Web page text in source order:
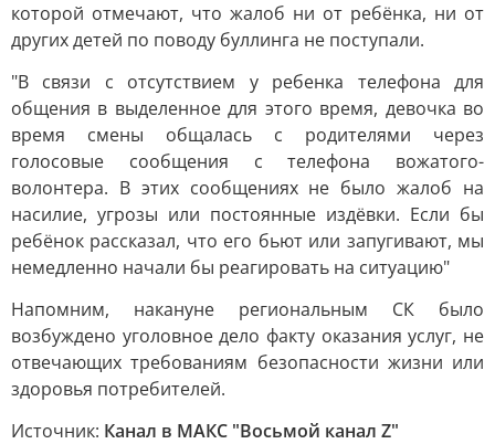
которой отмечают, что жалоб ни от ребёнка, ни от
других детей по поводу буллинга не поступали.
"В связи с отсутствием у ребенка телефона для
общения в выделенное для этого время, девочка во
время смены общалась с родителями через
голосовые сообщения с телефона вожатого-
волонтера. В этих сообщениях не было жалоб на
насилие, угрозы или постоянные издёвки. Если бы
ребёнок рассказал, что его бьют или запугивают, мы
немедленно начали бы реагировать на ситуацию"
Напомним, накануне региональным СК было
возбуждено уголовное дело факту оказания услуг, не
отвечающих требованиям безопасности жизни или
здоровья потребителей.
Источник: Канал в МАКС "Восьмой канал Z"